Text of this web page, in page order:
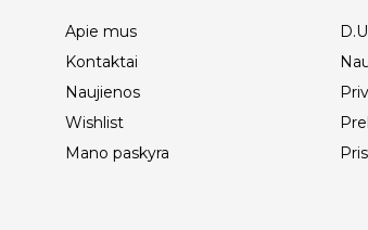
Apie mus
Kontaktai
Naujienos
Wishlist
Mano paskyra